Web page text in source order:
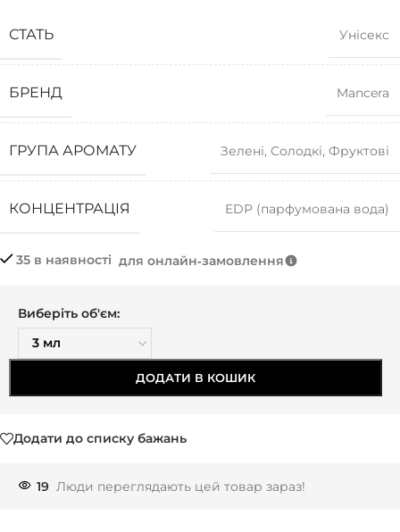
СТАТЬ Унісекс
БРЕНД Mancera
ГРУПА АРОМАТУ Зелені, Солодкі, Фруктові
КОНЦЕНТРАЦІЯ EDP (парфумована вода)
35 в наявності для онлайн‑замовлення
Виберіть об'єм:
ДОДАТИ В КОШИК
Додати до списку бажань
19 Люди переглядають цей товар зараз!